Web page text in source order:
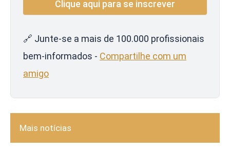
🔗 Junte-se a mais de 100.000 profissionais
bem-informados - Compartilhe com um
amigo
Mais notícias